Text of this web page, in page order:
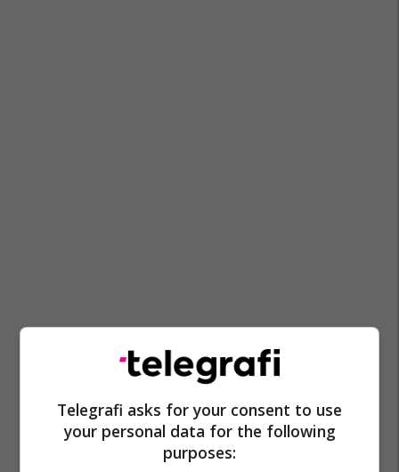
Telegrafi asks for your consent to use
your personal data for the following
purposes: